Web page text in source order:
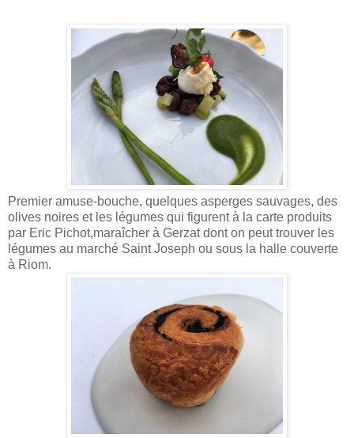
Premier amuse-bouche, quelques asperges sauvages, des
olives noires et les légumes qui figurent à la carte produits
par Eric Pichot,maraîcher à Gerzat dont on peut trouver les
légumes au marché Saint Joseph ou sous la halle couverte
à Riom.